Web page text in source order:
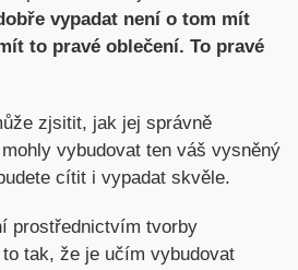
vypadat není o tom mít
to pravé oblečení. To pravé
zjsitit, jak jej správně
vybudovat ten váš vysněný
cítit i vypadat skvěle.
prostřednictvím tvorby
tak, že je učím vybudovat